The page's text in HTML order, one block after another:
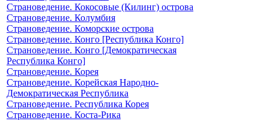
Страноведение. Кокосовые (Килинг) острова
Страноведение. Колумбия
Страноведение. Коморские острова
Страноведение. Конго [Республика Конго]
Страноведение. Конго [Демократическая
Республика Конго]
Страноведение. Корея
Страноведение. Корейская Народно-
Демократическая Республика
Страноведение. Республика Корея
Страноведение. Коста-Рика